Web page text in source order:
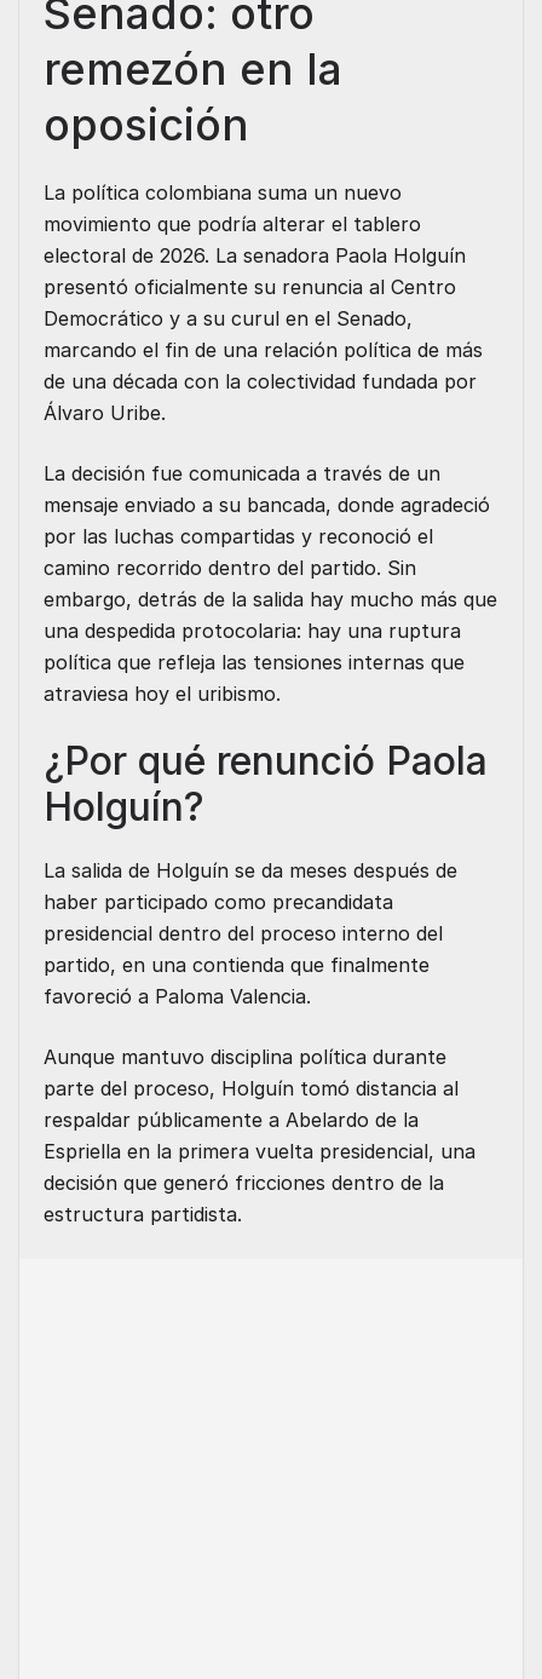
Senado: otro
remezón en la
oposición
La política colombiana suma un nuevo
movimiento que podría alterar el tablero
electoral de 2026. La senadora Paola Holguín
presentó oficialmente su renuncia al Centro
Democrático y a su curul en el Senado,
marcando el fin de una relación política de más
de una década con la colectividad fundada por
Álvaro Uribe.
La decisión fue comunicada a través de un
mensaje enviado a su bancada, donde agradeció
por las luchas compartidas y reconoció el
camino recorrido dentro del partido. Sin
embargo, detrás de la salida hay mucho más que
una despedida protocolaria: hay una ruptura
política que refleja las tensiones internas que
atraviesa hoy el uribismo.
¿Por qué renunció Paola
Holguín?
La salida de Holguín se da meses después de
haber participado como precandidata
presidencial dentro del proceso interno del
partido, en una contienda que finalmente
favoreció a Paloma Valencia.
Aunque mantuvo disciplina política durante
parte del proceso, Holguín tomó distancia al
respaldar públicamente a Abelardo de la
Espriella en la primera vuelta presidencial, una
decisión que generó fricciones dentro de la
estructura partidista.